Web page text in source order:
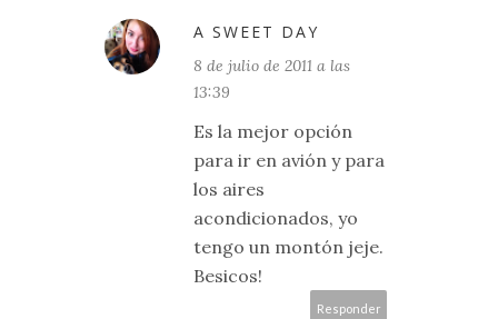
A SWEET DAY
8 de julio de 2011 a las
13:39
Es la mejor opción
para ir en avión y para
los aires
acondicionados, yo
tengo un montón jeje.
Besicos!
Responder